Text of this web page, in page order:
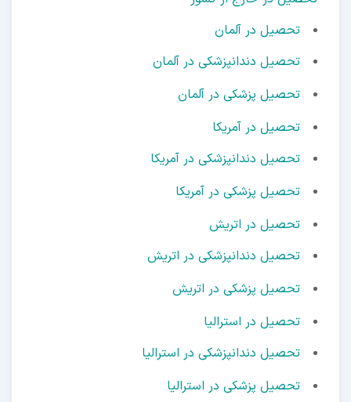
تحصیل در آلمان
تحصیل دندانپزشکی در آلمان
تحصیل پزشکی در آلمان
تحصیل در آمریکا
تحصیل دندانپزشکی در آمریکا
تحصیل پزشکی در آمریکا
تحصیل در اتریش
تحصیل دندانپزشکی در اتریش
تحصیل پزشکی در اتریش
تحصیل در استرالیا
تحصیل دندانپزشکی در استرالیا
تحصیل پزشکی در استرالیا